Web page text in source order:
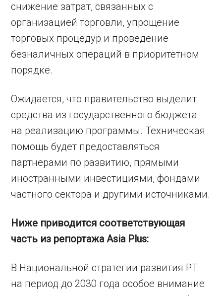
снижение затрат, связанных с
организацией торговли, упрощение
торговых процедур и проведение
безналичных операций в приоритетном
порядке.
Ожидается, что правительство выделит
средства из государственного бюджета
на реализацию программы. Техническая
помощь будет предоставляться
партнерами по развитию, прямыми
иностранными инвестициями, фондами
частного сектора и другими источниками.
Ниже приводится соответствующая
часть из репортажа Asia Plus:
В Национальной стратегии развития РТ
на период до 2030 года особое внимание